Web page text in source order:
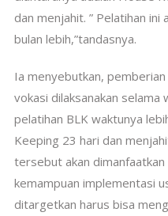
dan menjahit. ” Pelatihan
bulan lebih,”tandasnya.
Ia menyebutkan,
vokasi dilaksanakan
pelatihan BLK waktunya
Keeping 23 hari dan
tersebut akan
kemampuan implementasi
ditargetkan harus bisa